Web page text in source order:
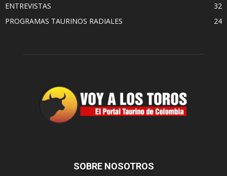
ENTREVISTAS
32
PROGRAMAS TAURINOS RADIALES
24
SOBRE NOSOTROS